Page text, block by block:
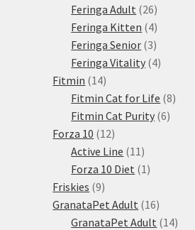
produktů
Feringa Adult 2626
produktů
Feringa Kitten 44
produkty
Feringa Senior 33
produkty
Feringa Vitality 44
Fitmin 1414
produktů
Fitmin Cat for Life 88
Fitmin Cat Purity 66
Forza 10 1212
produktů
Active Line 11 11
produktů
Forza 10 Diet 1 1
Friskies 99
produktů
GranataPet Adult 1616
produktů
GranataPet Adult 1414